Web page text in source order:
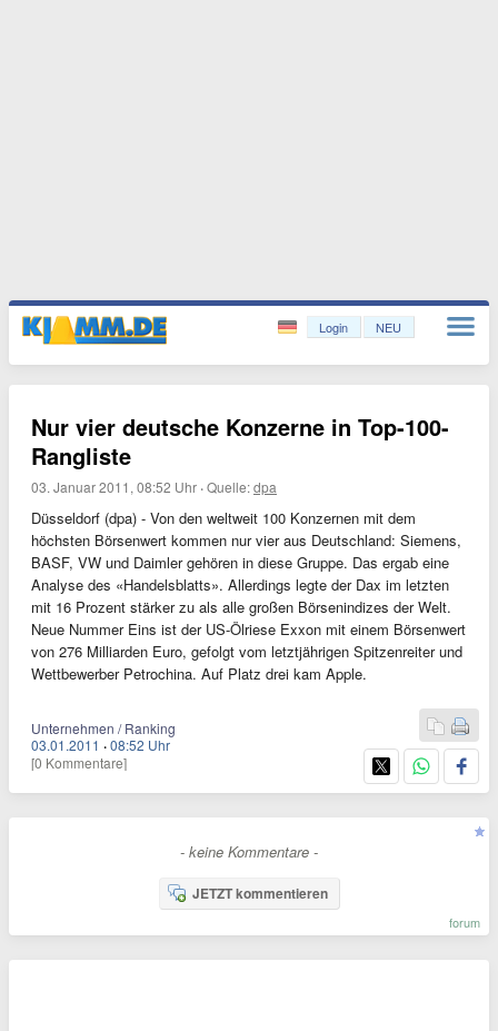
Login NEU
Nur vier deutsche Konzerne in Top-100-
Rangliste
03. Januar 2011, 08:52 Uhr ·Quelle:dpa
Düsseldorf (dpa) - Von den weltweit 100 Konzernen mit dem
höchsten Börsenwert kommen nur vier aus Deutschland: Siemens,
BASF, VW und Daimler gehören in diese Gruppe. Das ergab eine
Analyse des «Handelsblatts». Allerdings legte der Dax im letzten
mit 16 Prozent stärker zu als alle großen Börsenindizes der Welt.
Neue Nummer Eins ist der US-Ölriese Exxon mit einem Börsenwert
von 276 Milliarden Euro, gefolgt vom letztjährigen Spitzenreiter und
Wettbewerber Petrochina. Auf Platz drei kam Apple.
Unternehmen / Ranking
03.01.2011 ·08:52 Uhr
[0 Kommentare]
- keine Kommentare -
JETZT kommentieren
forum